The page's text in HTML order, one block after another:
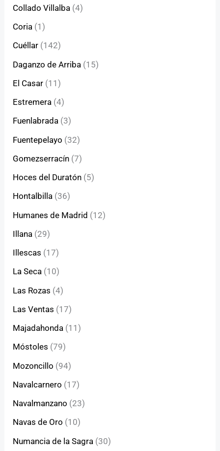
Collado Villalba (4)
Coria (1)
Cuéllar (142)
Daganzo de Arriba (15)
El Casar (11)
Estremera (4)
Fuenlabrada (3)
Fuentepelayo (32)
Gomezserracín (7)
Hoces del Duratón (5)
Hontalbilla (36)
Humanes de Madrid (12)
Illana (29)
Illescas (17)
La Seca (10)
Las Rozas (4)
Las Ventas (17)
Majadahonda (11)
Móstoles (79)
Mozoncillo (94)
Navalcarnero (17)
Navalmanzano (23)
Navas de Oro (10)
Numancia de la Sagra (30)